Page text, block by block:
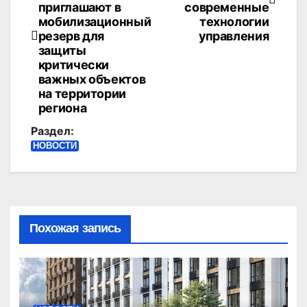
записям
современные
технологии
управления
приглашают в
мобилизационный
резерв для
защиты
критически
важных объектов
на территории
региона
Раздел:
НОВОСТИ
Похожая запись